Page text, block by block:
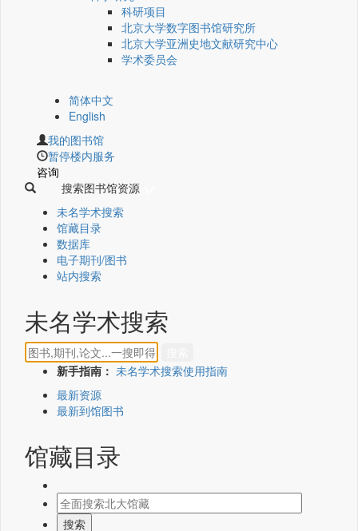
科研项目
北京大学数字图书馆研究所
北京大学亚洲史地文献研究中心
学术委员会
简体中文
English
我的图书馆
暂停楼内服务
咨询
搜索图书馆资源
未名学术搜索
馆藏目录
数据库
电子期刊/图书
站内搜索
未名学术搜索
新手指南： 未名学术搜索使用指南
最新资源
最新到馆图书
馆藏目录